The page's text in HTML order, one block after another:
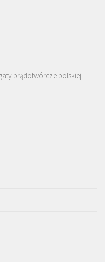
prądotwórcze polskiej